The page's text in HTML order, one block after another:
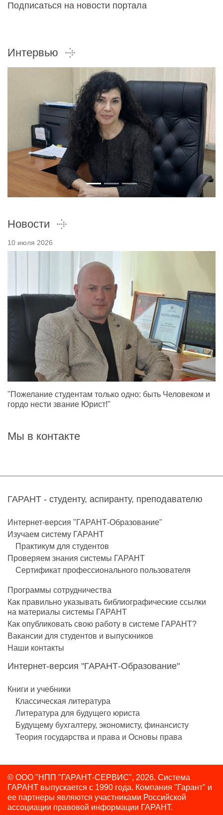
Подписаться на новости портала
Интервью
Новости
10 июля 2026
"Пожелание студентам только одно: быть Человеком и
гордо нести звание Юрист!"
Мы в контакте
ГАРАНТ - студенту, аспиранту, преподавателю
Интернет-версия "ГАРАНТ-Образование"
Изучаем систему ГАРАНТ
Практикум для студентов
Проверяем знания системы ГАРАНТ
Сертификат профессионального пользователя
Программы сотрудничества
Как правильно указывать библиографические ссылки
на материалы системы ГАРАНТ
Как опубликовать свою работу в системе ГАРАНТ?
Вакансии для студентов и выпускников
Наши контакты
Интернет-версия "ГАРАНТ-Образование"
Книги и учебники
Классическая литература
Литература для будущего юриста
Будущему бухгалтеру, экономисту, финансисту
Теория государства и права и Основы права
© ООО "НПП "ГАРАНТ-СЕРВИС", 2026. Система
ГАРАНТ выпускается с 1990 года. Компания "Гарант" и
ее партнеры являются участниками Российской
ассоциации правовой информации ГАРАНТ.